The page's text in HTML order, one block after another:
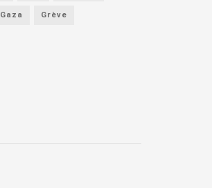
Gaza Grève